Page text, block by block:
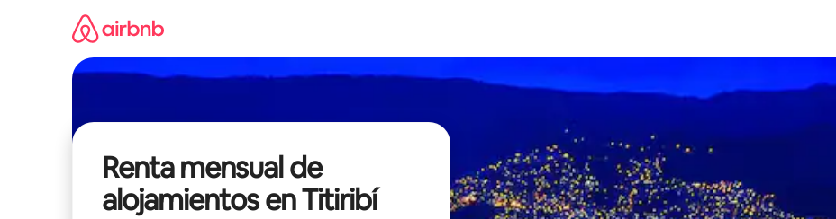
Renta mensual de
alojamientos en Titiribí